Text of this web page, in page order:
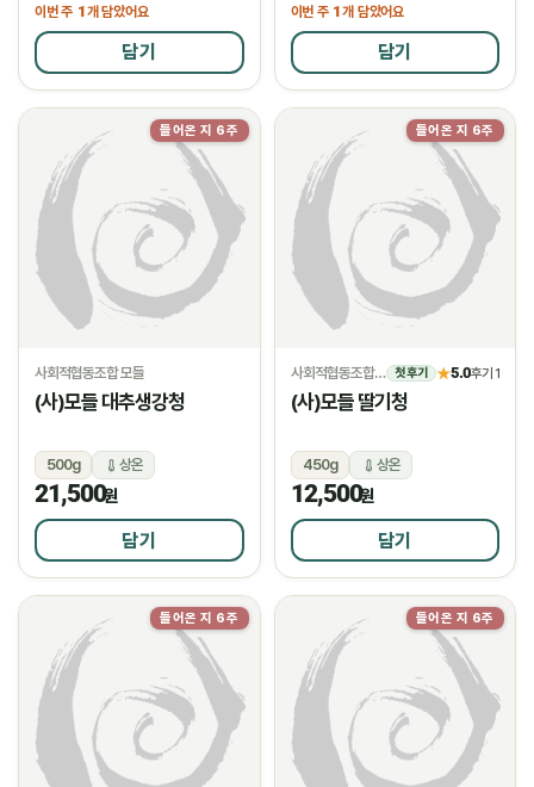
이번 주 1개 담았어요
담기
이번 주 1개 담았어요
담기
들어온 지 6주
사회적협동조합 모들
(사)모들 대추생강청
500g 상온
21,500원
담기
들어온 지 6주
사회적협동조합 모들 첫 후기 ★5.0후기 1
(사)모들 딸기청
450g 상온
12,500원
담기
들어온 지 6주 들어온 지 6주